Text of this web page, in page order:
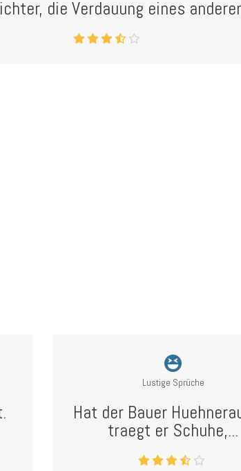
die Verdauung eines
Lustige Sprüche
Hat der Bauer
traegt er Schuhe,...